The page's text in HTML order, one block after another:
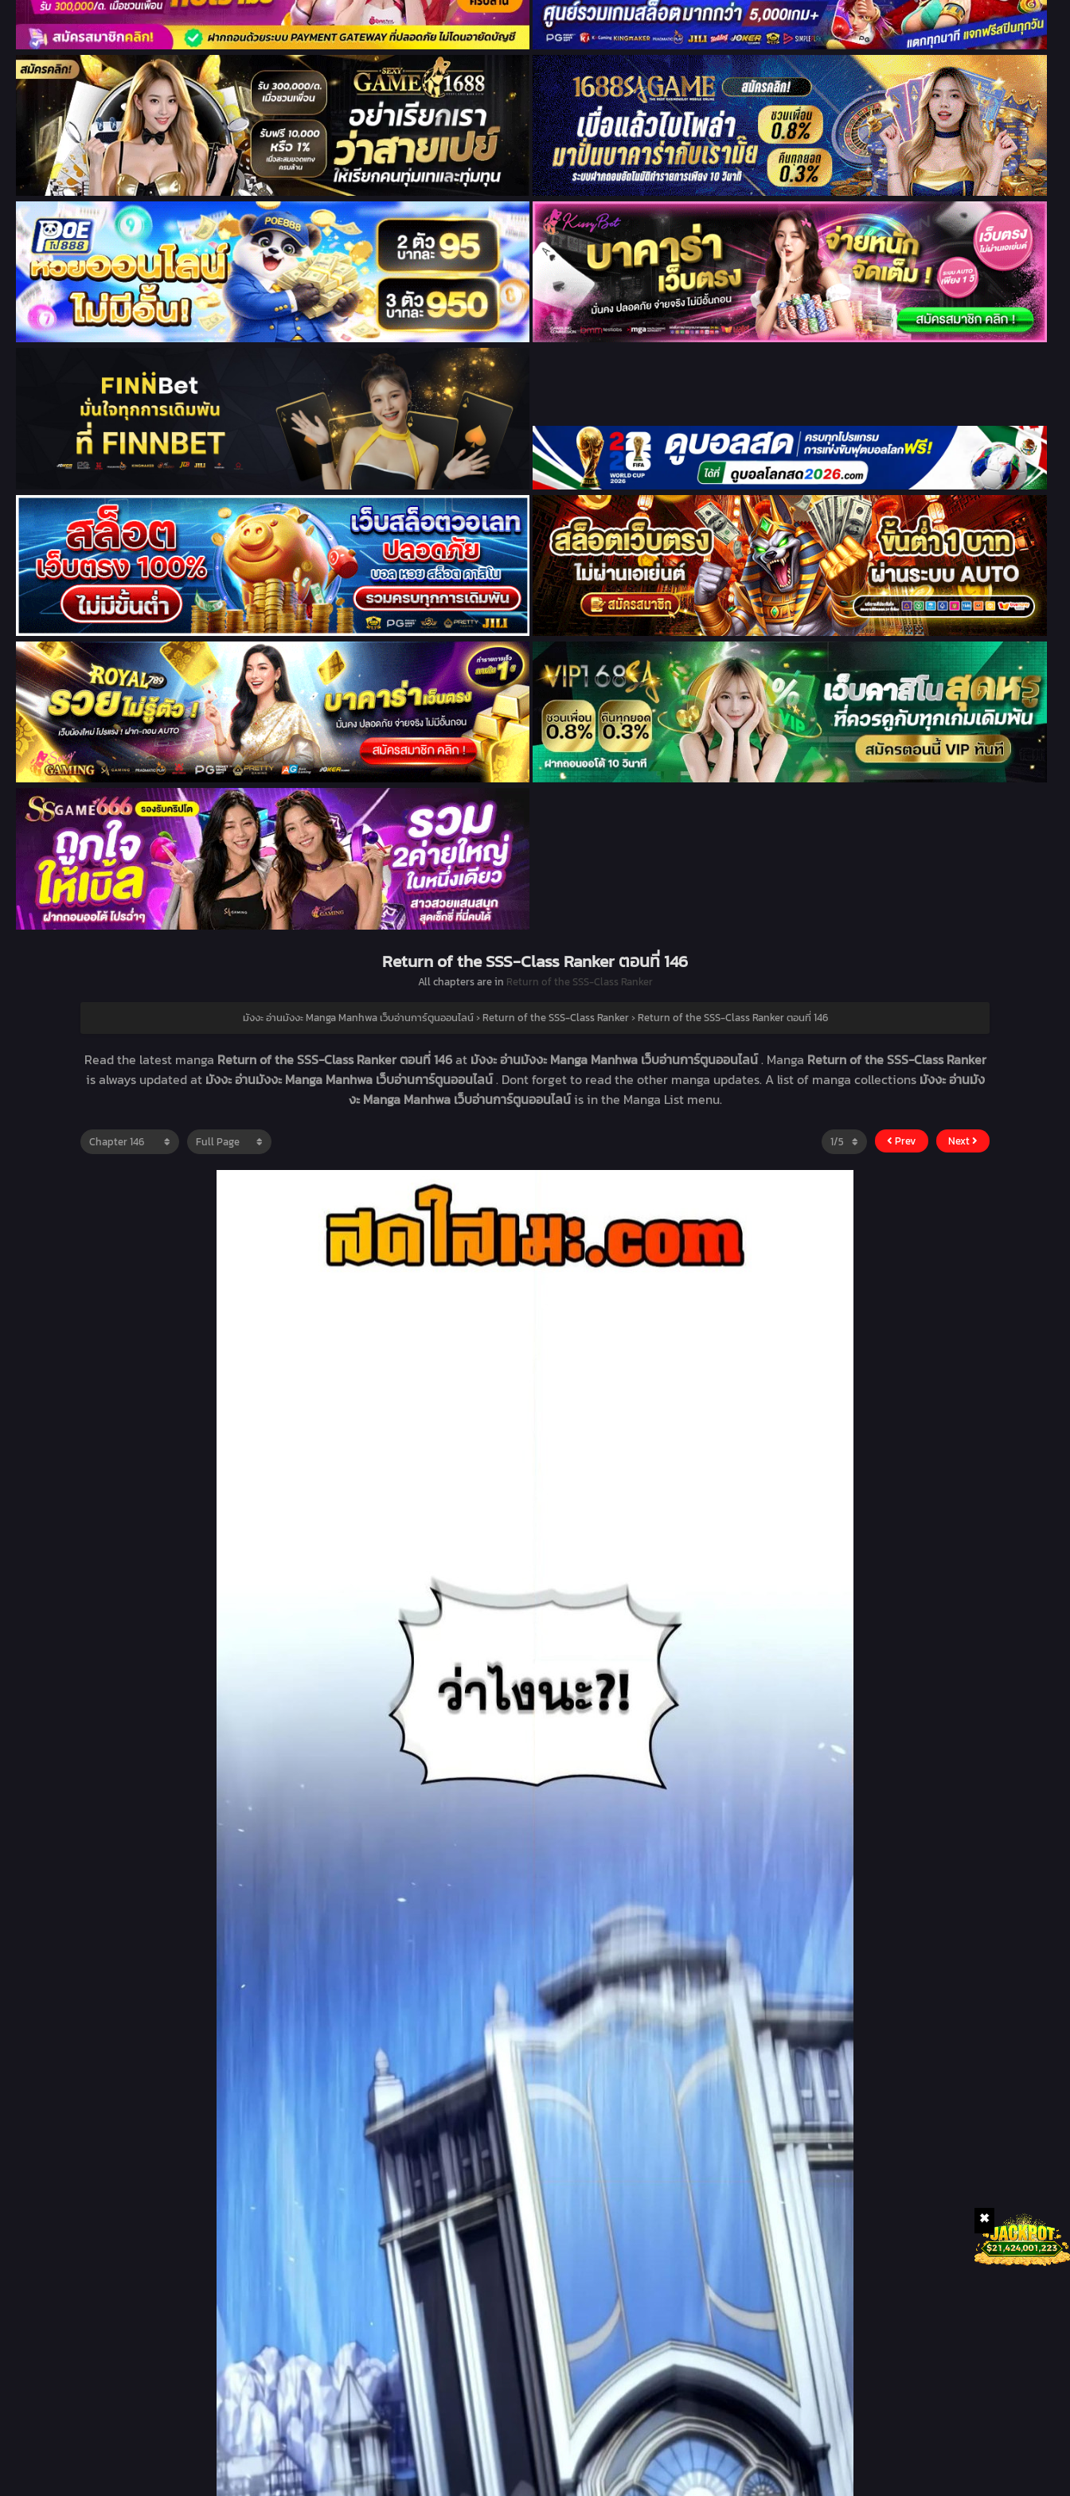
Return of the SSS-Class Ranker ตอนที่ 146
All chapters are in Return of the SSS-Class Ranker
มังงะ อ่านมังงะ Manga Manhwa เว็บอ่านการ์ตูนออนไลน์› Return of the SSS-Class Ranker› Return of the SSS-Class Ranker ตอนที่ 146
Read the latest manga Return of the SSS-Class Ranker ตอนที่ 146at มังงะ อ่านมังงะ Manga Manhwa เว็บอ่านการ์ตูนออนไลน์. Manga Return of the SSS-Class Ranker
is always updated at มังงะ อ่านมังงะ Manga Manhwa เว็บอ่านการ์ตูนออนไลน์. Dont forget to read the other manga updates. A list of manga collections มังงะ อ่านมัง
งะ Manga Manhwa เว็บอ่านการ์ตูนออนไลน์is in the Manga List menu.
Prev Next